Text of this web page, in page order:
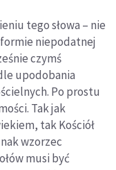
tego słowa – nie
niepodatnej
czymś
upodobania
Po prostu
Tak jak
tak Kościół
wzorzec
musi być